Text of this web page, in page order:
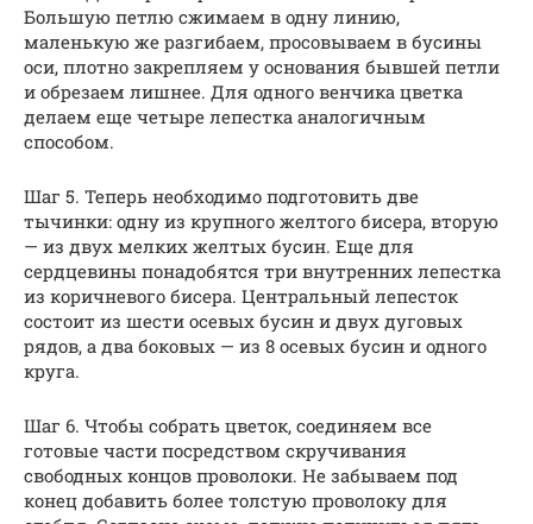
Большую петлю сжимаем в одну линию,
маленькую же разгибаем, просовываем в бусины
оси, плотно закрепляем у основания бывшей петли
и обрезаем лишнее. Для одного венчика цветка
делаем еще четыре лепестка аналогичным
способом.
Шаг 5. Теперь необходимо подготовить две
тычинки: одну из крупного желтого бисера, вторую
— из двух мелких желтых бусин. Еще для
сердцевины понадобятся три внутренних лепестка
из коричневого бисера. Центральный лепесток
состоит из шести осевых бусин и двух дуговых
рядов, а два боковых — из 8 осевых бусин и одного
круга.
Шаг 6. Чтобы собрать цветок, соединяем все
готовые части посредством скручивания
свободных концов проволоки. Не забываем под
конец добавить более толстую проволоку для